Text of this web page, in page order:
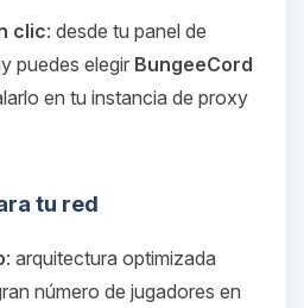
clic: desde tu panel de
puedes elegir BungeeCord
en tu instancia de proxy
tu red
: arquitectura optimizada
número de jugadores en